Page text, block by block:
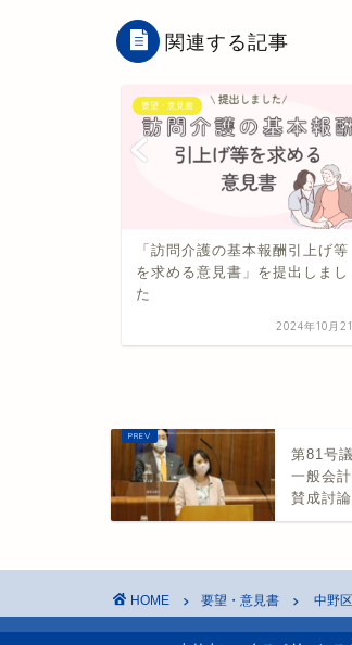
関連する記事
要望・意見書
「訪問介護の基本報酬引上げ等
を求める意見書」を提出しまし
た
2024年10月
第81号
一般会
賛成討
HOME 要望・意見書 中野